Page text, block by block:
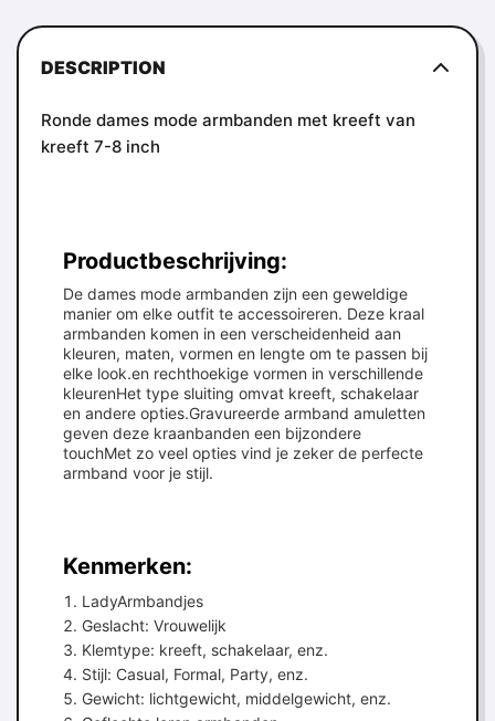
DESCRIPTION
Ronde dames mode armbanden met kreeft van
kreeft 7-8 inch
Productbeschrijving:
De dames mode armbanden zijn een geweldige
manier om elke outfit te accessoireren. Deze kraal
armbanden komen in een verscheidenheid aan
kleuren, maten, vormen en lengte om te passen bij
elke look.en rechthoekige vormen in verschillende
kleurenHet type sluiting omvat kreeft, schakelaar
en andere opties.Gravureerde armband amuletten
geven deze kraanbanden een bijzondere
touchMet zo veel opties vind je zeker de perfecte
armband voor je stijl.
Kenmerken:
LadyArmbandjes
Geslacht: Vrouwelijk
Klemtype: kreeft, schakelaar, enz.
Stijl: Casual, Formal, Party, enz.
Gewicht: lichtgewicht, middelgewicht, enz.